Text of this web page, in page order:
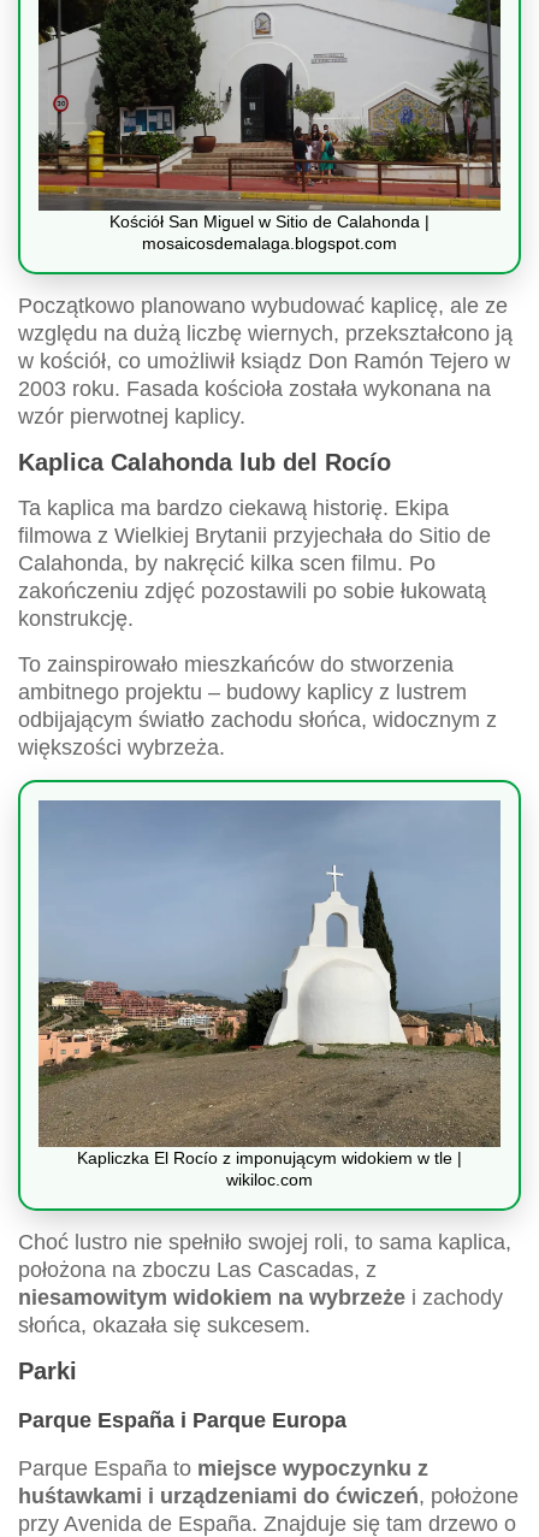
Kościół San Miguel w Sitio de Calahonda |
mosaicosdemalaga.blogspot.com
Początkowo planowano wybudować kaplicę, ale ze
względu na dużą liczbę wiernych, przekształcono ją
w kościół, co umożliwił ksiądz Don Ramón Tejero w
2003 roku. Fasada kościoła została wykonana na
wzór pierwotnej kaplicy.
Kaplica Calahonda lub del Rocío
Ta kaplica ma bardzo ciekawą historię. Ekipa
filmowa z Wielkiej Brytanii przyjechała do Sitio de
Calahonda, by nakręcić kilka scen filmu. Po
zakończeniu zdjęć pozostawili po sobie łukowatą
konstrukcję.
To zainspirowało mieszkańców do stworzenia
ambitnego projektu – budowy kaplicy z lustrem
odbijającym światło zachodu słońca, widocznym z
większości wybrzeża.
Kapliczka El Rocío z imponującym widokiem w tle |
wikiloc.com
Choć lustro nie spełniło swojej roli, to sama kaplica,
położona na zboczu Las Cascadas, z
niesamowitym widokiem na wybrzeże i zachody
słońca, okazała się sukcesem.
Parki
Parque España i Parque Europa
Parque España to miejsce wypoczynku z
huśtawkami i urządzeniami do ćwiczeń, położone
przy Avenida de España. Znajduje się tam drzewo o